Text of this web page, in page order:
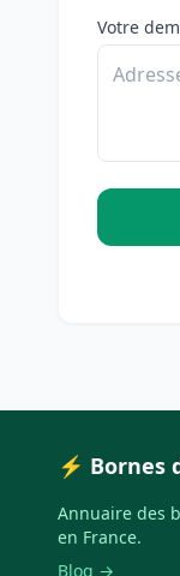
Votre
⚡ Bornes
Annuaire des
en France.
Blog →